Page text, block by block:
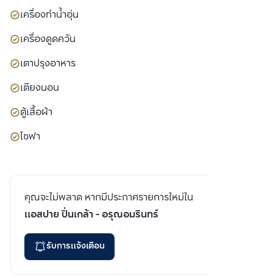
เครื่องทำน้ำอุ่น
เครื่องดูดควัน
เตาปรุงอาหาร
เตียงนอน
ตู้เสื้อผ้า
โซฟา
คุณจะไม่พลาด หากมีประกาศรายการใหม่ใน
แอสปาย ปิ่นเกล้า - อรุณอมรินทร์
รับการแจ้งเตือน